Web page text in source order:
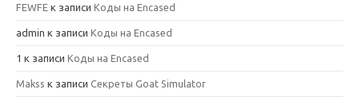
FEWFE к записи Коды на Encased
admin к записи Коды на Encased
1 к записи Коды на Encased
Makss к записи Секреты Goat Simulator